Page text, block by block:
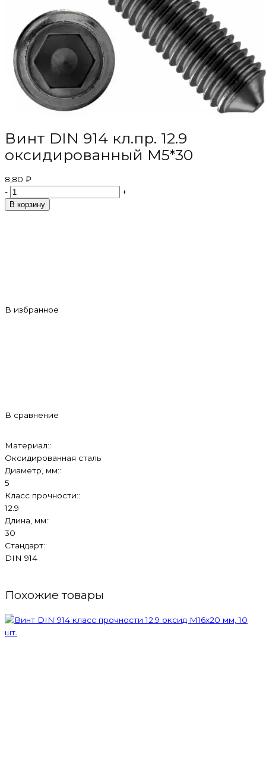
Винт DIN 914 кл.пр. 12.9
оксидированный M5*30
8,80 ₽
-
+
В корзину
В избранное
В сравнение
Материал::
Оксидированная сталь
Диаметр, мм::
5
Класс прочности::
12.9
Длина, мм::
30
Стандарт::
DIN 914
Похожие товары